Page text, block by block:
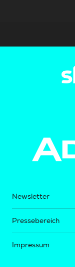
Newsletter
Pressebereich
Impressum